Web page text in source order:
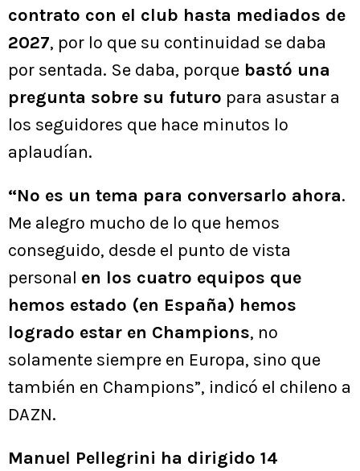
contrato con el club hasta mediados de
2027, por lo que su continuidad se daba
por sentada. Se daba, porque bastó una
pregunta sobre su futuro para asustar a
los seguidores que hace minutos lo
aplaudían.
“No es un tema para conversarlo ahora.
Me alegro mucho de lo que hemos
conseguido, desde el punto de vista
personal en los cuatro equipos que
hemos estado (en España) hemos
logrado estar en Champions, no
solamente siempre en Europa, sino que
también en Champions”, indicó el chileno a
DAZN.
Manuel Pellegrini ha dirigido 14